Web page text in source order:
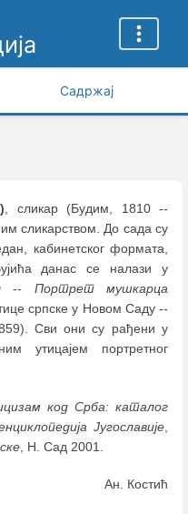
Садржај
, сликар (Будим, 1810 --
сликарством. До сада су
кабинетског формата,
данас се налази у
-- Портрет мушкарца
српске у Новом Саду --
Сви они су рађени у
утицајем портретног
код Срба: каталог
Југославије
, Н. Сад 2001.
Ан. Костић